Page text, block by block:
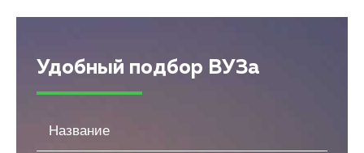
Удобный подбор ВУЗа